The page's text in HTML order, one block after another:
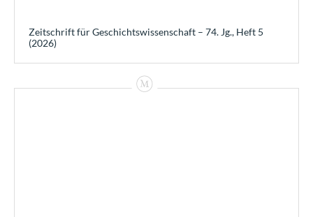
Zeitschrift für Geschichtswissenschaft – 74. Jg., Heft 5
(2026)